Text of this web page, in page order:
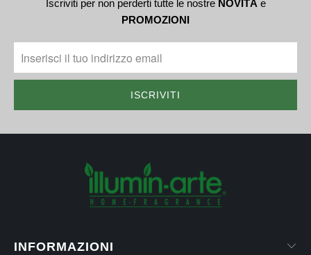
Iscriviti per non perderti tutte le nostre NOVITÀ e
PROMOZIONI
INFORMAZIONI